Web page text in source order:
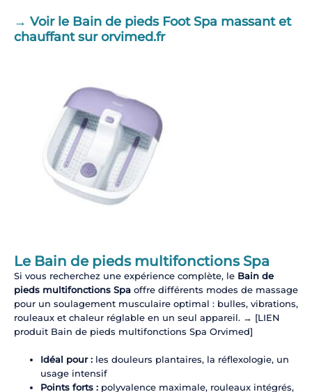
→ Voir le Bain de pieds Foot Spa massant et
chauffant sur orvimed.fr
Le Bain de pieds multifonctions Spa
Si vous recherchez une expérience complète, le Bain de
pieds multifonctions Spaoffre différents modes de massage
pour un soulagement musculaire optimal : bulles, vibrations,
rouleaux et chaleur réglable en un seul appareil. → [LIEN
produit Bain de pieds multifonctions Spa Orvimed]
Idéal pour :les douleurs plantaires, la réflexologie, un
usage intensif
Points forts :polyvalence maximale, rouleaux intégrés,